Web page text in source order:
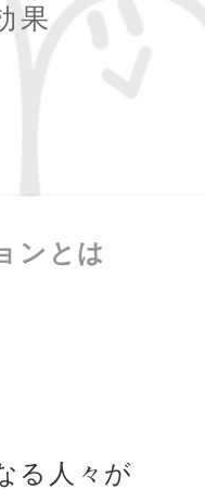
果
ンとは
る人々が